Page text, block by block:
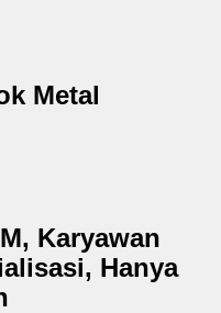
Metal
Karyawan
Hanya